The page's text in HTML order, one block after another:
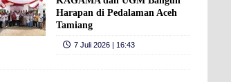
Harapan di Pedalaman Aceh
Tamiang
7 Juli 2026 | 16:43